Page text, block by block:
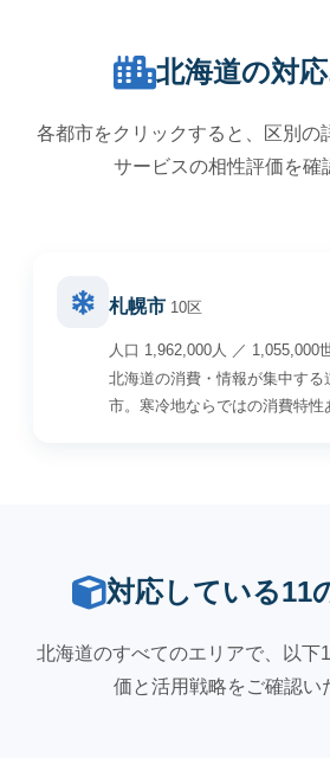
北海道の対
各都市をクリックすると、区別の
サービスの相性評価を確
札幌市 10区
人口 1,962,000人 ／ 1,055,000
北海道の消費・情報が集中する
市。寒冷地ならではの消費特性
対応している11
北海道のすべてのエリアで、以下
価と活用戦略をご確認い